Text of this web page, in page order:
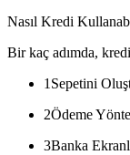
Nasıl Kredi
Bir kaç adımda,
1 Sepetini
2Ödeme
3Banka